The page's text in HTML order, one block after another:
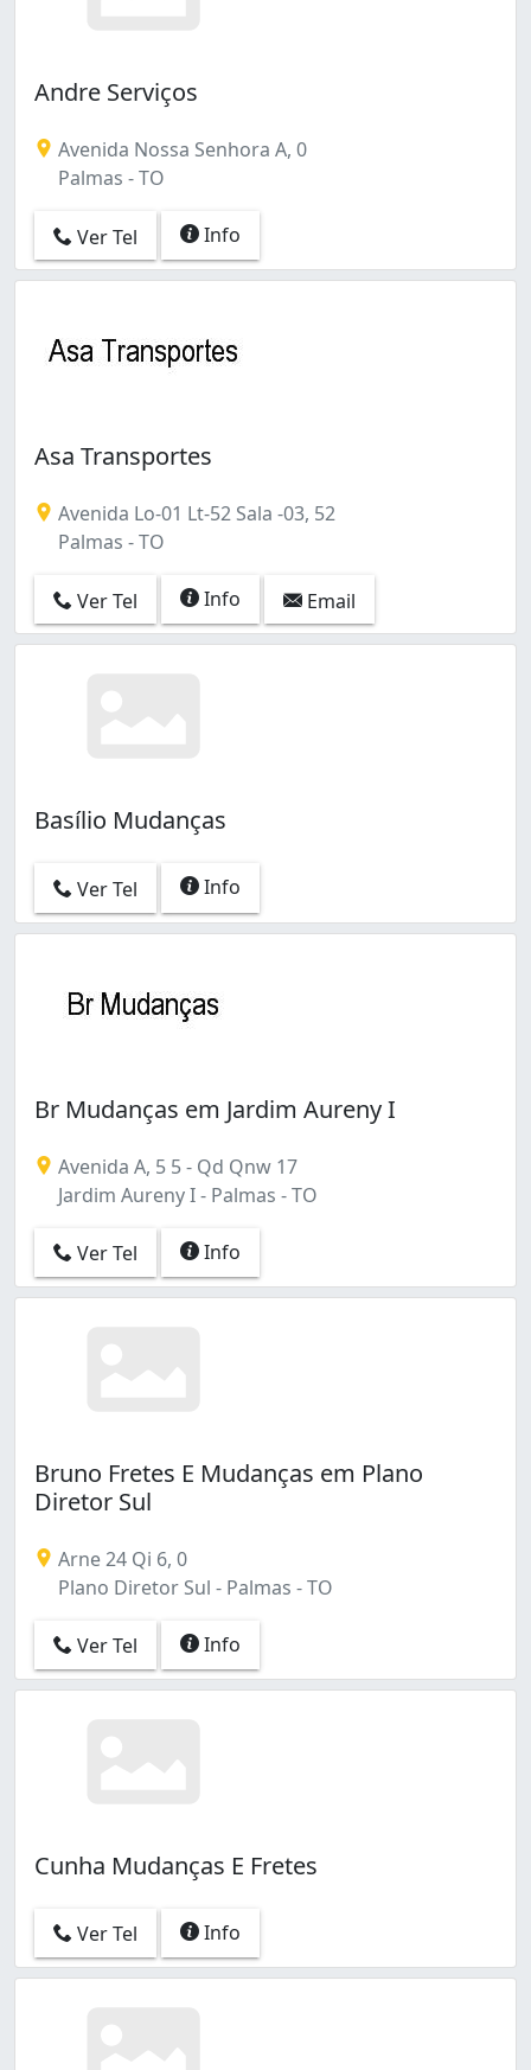
Andre Serviços
Avenida Nossa Senhora A, 0
Palmas - TO
Ver Tel Info
Asa Transportes
Avenida Lo-01 Lt-52 Sala -03, 52
Palmas - TO
Ver Tel Info Email
Basílio Mudanças
Ver Tel Info
Br Mudanças em Jardim Aureny I
Avenida A, 5 5 - Qd Qnw 17
Jardim Aureny I - Palmas - TO
Ver Tel Info
Bruno Fretes E Mudanças em Plano
Diretor Sul
Arne 24 Qi 6, 0
Plano Diretor Sul - Palmas - TO
Ver Tel Info
Cunha Mudanças E Fretes
Ver Tel Info